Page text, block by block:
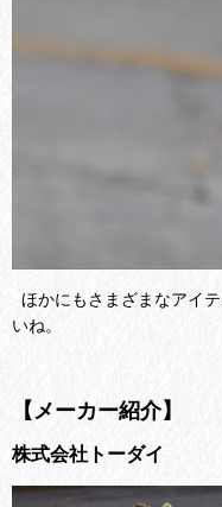
ほかにもさまざまなアイ
いね。
【メーカー紹介】
株式会社トーダイ